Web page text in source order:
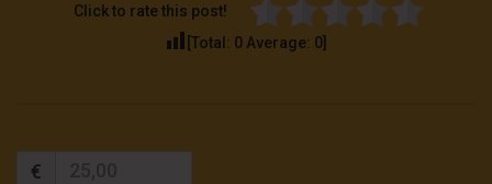
Click to rate this post!
[Total: 0 Average: 0
€